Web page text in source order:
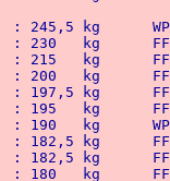
1° Valentin Cacici		:
2° Cyril
3°
4°
5°
6°
7° Mohamed Fellag
8° Patrick
9°
10°